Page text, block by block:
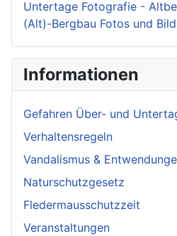
Untertage Fotografie -
(Alt)-Bergbau Fotos und
Informationen
Gefahren Über- und
Verhaltensregeln
Vandalismus &
Naturschutzgesetz
Fledermausschutzzeit
Veranstaltungen